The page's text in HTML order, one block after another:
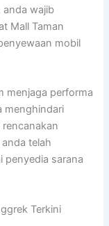
anda wajib
Mall Taman
mobil
menjaga performa
menghindari
telah
penyedia sarana
Terkini